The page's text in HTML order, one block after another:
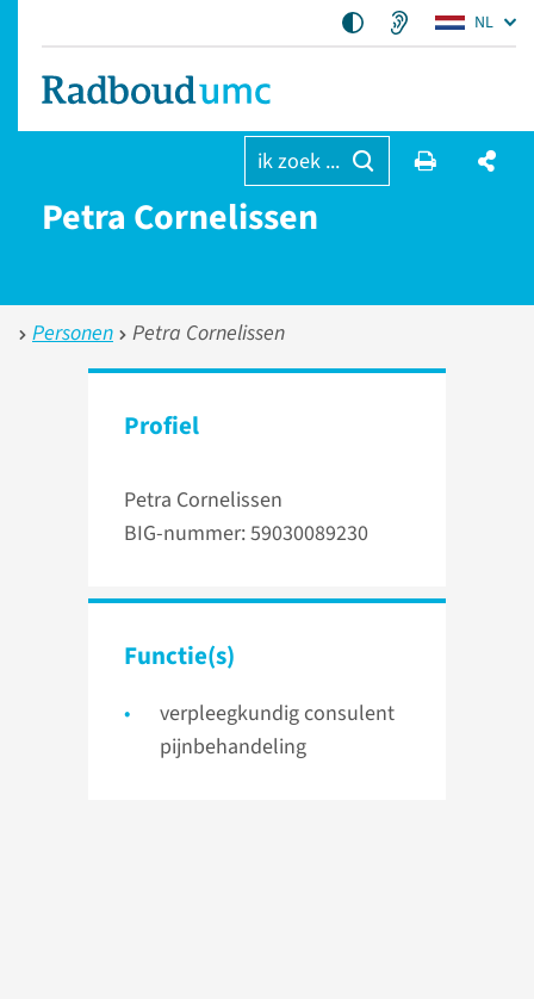
NL
ik zoek ...
Petra Cornelissen
Personen Petra Cornelissen
Profiel
Petra Cornelissen
BIG-nummer: 59030089230
Functie(s)
verpleegkundig consulent
pijnbehandeling